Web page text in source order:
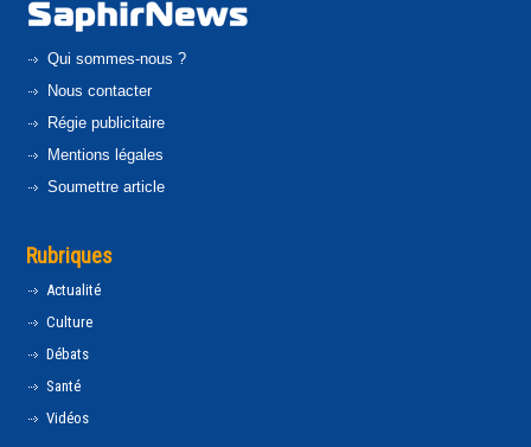
Qui sommes-nous ?
Nous contacter
Régie publicitaire
Mentions légales
Soumettre article
Rubriques
Actualité
Culture
Débats
Santé
Vidéos